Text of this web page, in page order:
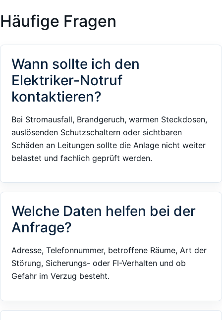
Häufige Fragen
Wann sollte ich den
Elektriker-Notruf
kontaktieren?
Bei Stromausfall, Brandgeruch, warmen Steckdosen,
auslösenden Schutzschaltern oder sichtbaren
Schäden an Leitungen sollte die Anlage nicht weiter
belastet und fachlich geprüft werden.
Welche Daten helfen bei der
Anfrage?
Adresse, Telefonnummer, betroffene Räume, Art der
Störung, Sicherungs- oder FI-Verhalten und ob
Gefahr im Verzug besteht.